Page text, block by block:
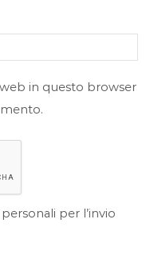
in questo browser
per l’invio